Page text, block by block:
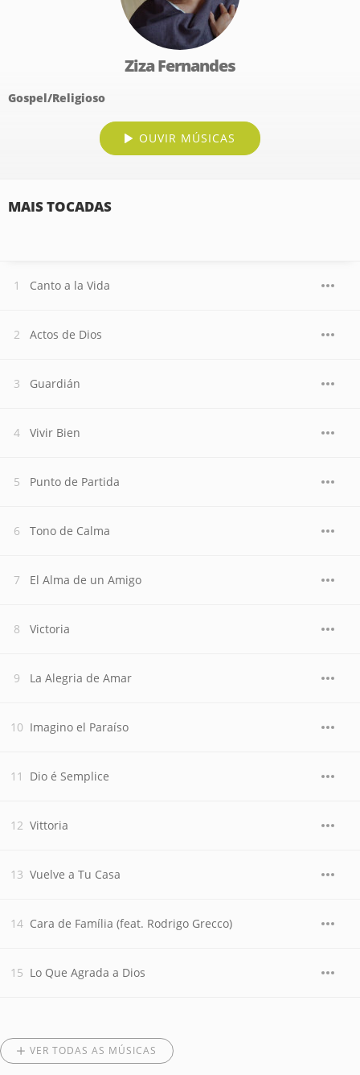
Ziza Fernandes
Gospel/Religioso
OUVIR MÚSICAS
MAIS TOCADAS
Canto a la Vida
Actos de Dios
Guardián
Vivir Bien
Punto de Partida
Tono de Calma
El Alma de un Amigo
Victoria
La Alegria de Amar
Imagino el Paraíso
Dio é Semplice
Vittoria
Vuelve a Tu Casa
Cara de Família (feat. Rodrigo Grecco)
Lo Que Agrada a Dios
VER TODAS AS MÚSICAS